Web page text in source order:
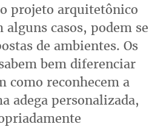
projeto arquitetônico
alguns casos, podem se
de ambientes. Os
bem diferenciar
como reconhecem a
adega personalizada,